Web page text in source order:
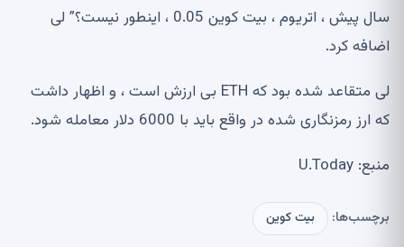
سال پیش ، اتریوم ، بیت کوین 0.05 ، اینطور نیست؟” لی
اضافه کرد.
لی متقاعد شده بود که ETH بی ارزش است ، و اظهار داشت
که ارز رمزنگاری شده در واقع باید با 6000 دلار معامله شود.
منبع: U.Today
برچسب‌ها: بیت کوین